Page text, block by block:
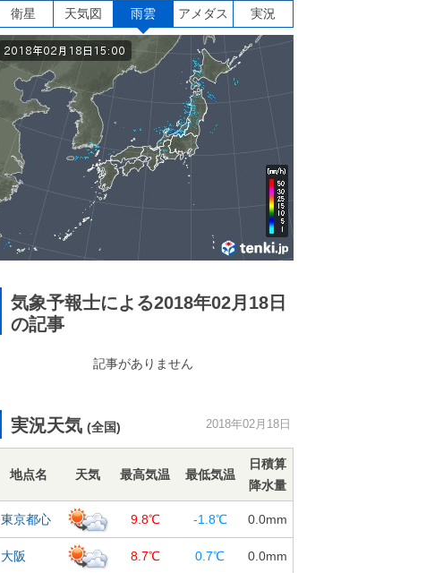
衛星 天気図 雨雲 アメダス 実況
気象予報士による2018年02月18日
の記事
記事がありません
実況天気 (全国) 2018年02月18日
地点名 天気 最高気温 最低気温
日積算
降水量
東京都心 9.8℃ -1.8℃ 0.0mm
大阪 8.7℃ 0.7℃ 0.0mm